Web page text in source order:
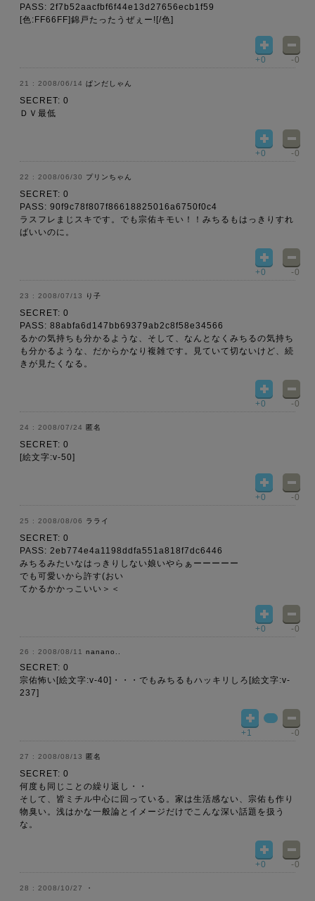
PASS: 2f7b52aacfbf6f44e13d27656ecb1f59
[色:FF66FF]錦戸たったうぜぇー![/色]
+0 -0
2008/06/14 ぱンだしゃん
SECRET: 0
ＤＶ最低
+0 -0
2008/06/30 プリンちゃん
SECRET: 0
PASS: 90f9c78f807f86618825016a6750f0c4
ラスフレまじスキです。でも宗佑キモい！！みちるもはっきりすれ
ばいいのに。
+0 -0
2008/07/13 り子
SECRET: 0
PASS: 88abfa6d147bb69379ab2c8f58e34566
るかの気持ちも分かるような、そして、なんとなくみちるの気持ち
も分かるような、だからかなり複雑です。見ていて切ないけど、続
きが見たくなる。
+0 -0
2008/07/24 匿名
SECRET: 0
[絵文字:v-50]
+0 -0
2008/08/06 ラライ
SECRET: 0
PASS: 2eb774e4a1198ddfa551a818f7dc6446
みちるみたいなはっきりしない娘いやらぁーーーーー
でも可愛いから許す(おい
てかるかかっこいい＞＜
+0 -0
2008/08/11 nanano..
SECRET: 0
宗佑怖い[絵文字:v-40]・・・でもみちるもハッキリしろ[絵文字:v-
237]
+1 -0
2008/08/13 匿名
SECRET: 0
何度も同じことの繰り返し・・
そして、皆ミチル中心に回っている。家は生活感ない、宗佑も作り
物臭い。浅はかな一般論とイメージだけでこんな深い話題を扱う
な。
+0 -0
2008/10/27 ・